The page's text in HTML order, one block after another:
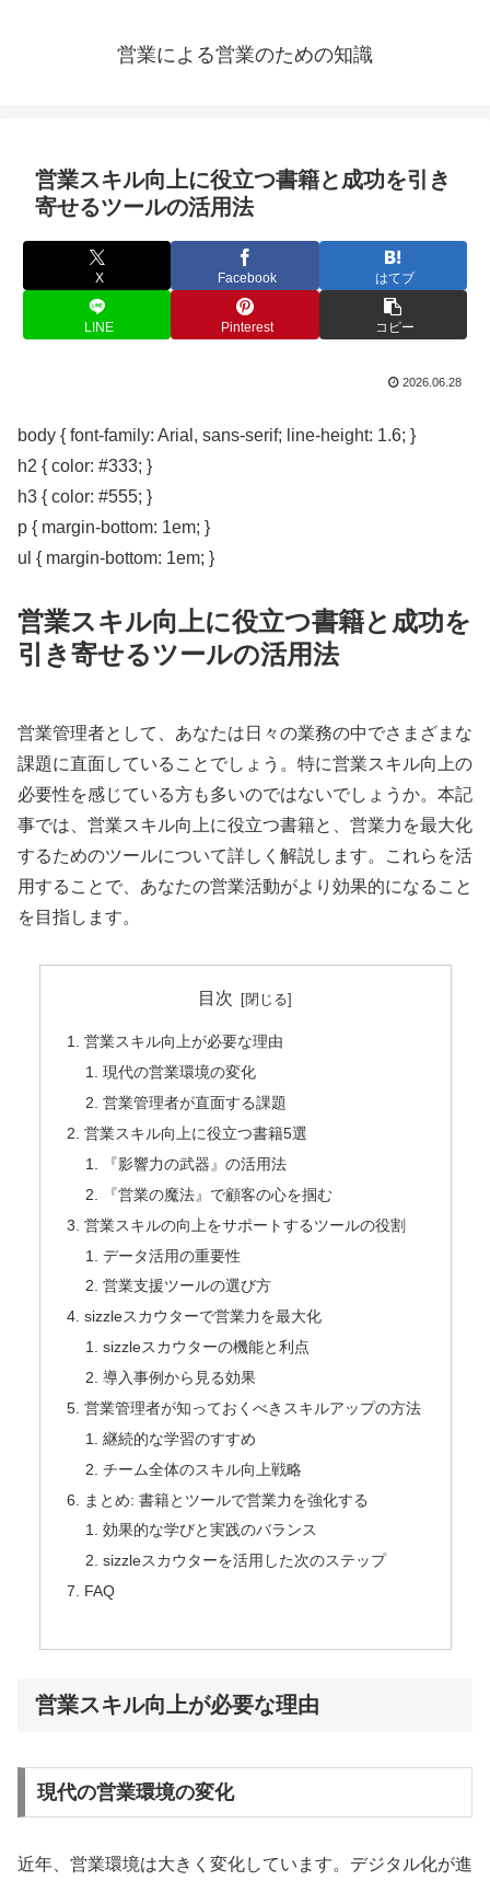
営業による営業のための知識
営業スキル向上に役立つ書籍と成功を引き
寄せるツールの活用法
X Facebook はてブ
LINE Pinterest コピー
2026.06.28
body { font-family: Arial, sans-serif; line-height: 1.6; }
h2 { color: #333; }
h3 { color: #555; }
p { margin-bottom: 1em; }
ul { margin-bottom: 1em; }
営業スキル向上に役立つ書籍と成功を
引き寄せるツールの活用法
営業管理者として、あなたは日々の業務の中でさまざまな
課題に直面していることでしょう。特に営業スキル向上の
必要性を感じている方も多いのではないでしょうか。本記
事では、営業スキル向上に役立つ書籍と、営業力を最大化
するためのツールについて詳しく解説します。これらを活
用することで、あなたの営業活動がより効果的になること
を目指します。
目次
営業スキル向上が必要な理由
現代の営業環境の変化
営業管理者が直面する課題
営業スキル向上に役立つ書籍5選
『影響力の武器』の活用法
『営業の魔法』で顧客の心を掴む
営業スキルの向上をサポートするツールの役割
データ活用の重要性
営業支援ツールの選び方
sizzleスカウターで営業力を最大化
sizzleスカウターの機能と利点
導入事例から見る効果
営業管理者が知っておくべきスキルアップの方法
継続的な学習のすすめ
チーム全体のスキル向上戦略
まとめ: 書籍とツールで営業力を強化する
効果的な学びと実践のバランス
sizzleスカウターを活用した次のステップ
FAQ
営業スキル向上が必要な理由
現代の営業環境の変化
近年、営業環境は大きく変化しています。デジタル化が進